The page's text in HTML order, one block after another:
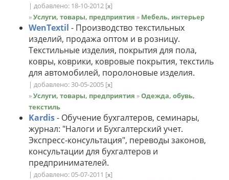
| добавлено: 18-10-2012 [x]
»Услуги, товары, предприятия » Мебель, интерьер
WenTextil - Производство текстильных
изделий, продажа оптом и в розницу.
Текстильные изделия, покрытия для пола,
ковры, коврики, ковровые покрытия, текстиль
для автомобилей, поролоновые изделия.
| добавлено: 30-05-2005 [x]
»Услуги, товары, предприятия »Одежда, обувь,
текстиль
Kardis- Обучение бухгалтеров, семинары,
журнал: "Налоги и Бухгалтерский учет.
Экспресс-консультация", переводы законов,
консультации для бухгалтеров и
предпринимателей.
| добавлено: 05-07-2011 [x]